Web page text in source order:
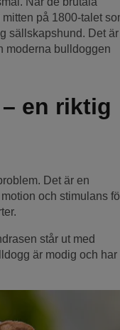
på 1800-talet
sällskapshund. Det är
moderna bulldoggen
en riktig
Det är en
och stimulans
står ut med
är modig och har